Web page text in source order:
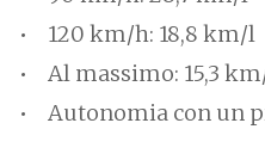
120 km/h: 18,8 km/l
Al massimo: 15,3
Autonomia con un